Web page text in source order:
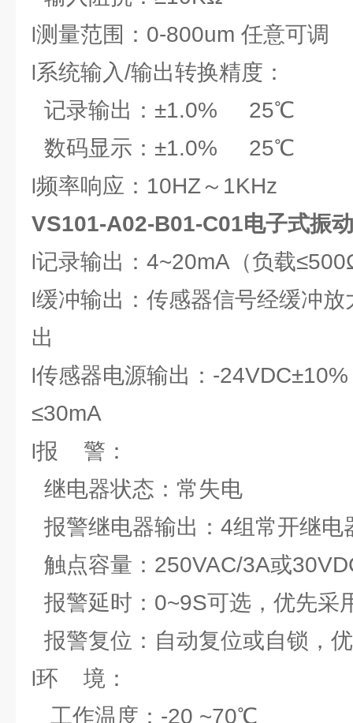
l测量范围：0-800um 任意可调
l系统输入/输出转换精度：
记录输出：±1.0% 25℃
数码显示：±1.0% 25℃
l频率响应：10HZ～1KHz
VS101-A02-B01-C01电子式振
l记录输出：4~20mA（负载
l缓冲输出：传感器信号经缓冲
出
l传感器电源输出：-
≤30mA
l报 警：
继电器状态：常失电
报警继电器输出：4组常开继电
触点容量：250VAC/3A或
报警延时：0~9S可选，优先采
报警复位：自动复位或自锁，
l环 境：
工作温度：-20 ~70℃